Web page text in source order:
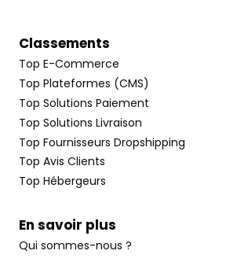
Classements
Top E-Commerce
Top Plateformes (CMS)
Top Solutions Paiement
Top Solutions Livraison
Top Fournisseurs Dropshipping
Top Avis Clients
Top Hébergeurs
En savoir plus
Qui sommes-nous ?